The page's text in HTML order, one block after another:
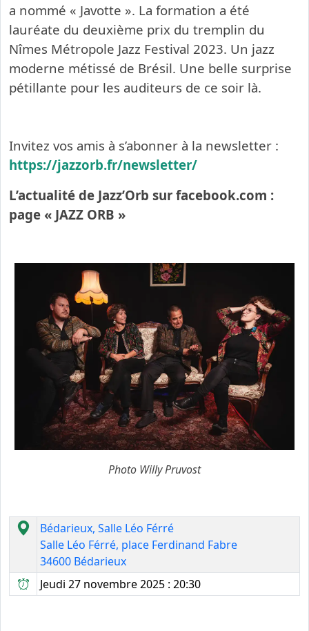
a nommé « Javotte ». La formation a été
lauréate du deuxième prix du tremplin du
Nîmes Métropole Jazz Festival 2023. Un jazz
moderne métissé de Brésil. Une belle surprise
pétillante pour les auditeurs de ce soir là.
Invitez vos amis à s’abonner à la newsletter :
https://jazzorb.fr/newsletter/
L’actualité de Jazz’Orb sur facebook.com :
page « JAZZ ORB »
Photo Willy Pruvost
Bédarieux, Salle Léo Férré
Salle Léo Férré, place Ferdinand Fabre
34600 Bédarieux
Jeudi 27 novembre 2025 : 20:30